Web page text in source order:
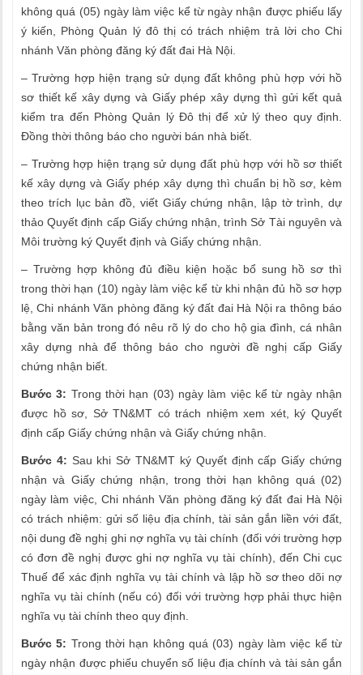
không quá (05) ngày làm việc kể từ ngày nhận được phiếu lấy
ý kiến, Phòng Quản lý đô thị có trách nhiệm trả lời cho Chi
nhánh Văn phòng đăng ký đất đai Hà Nội.
– Trường hợp hiện trạng sử dụng đất không phù hợp với hồ
sơ thiết kế xây dựng và Giấy phép xây dựng thì gửi kết quả
kiểm tra đến Phòng Quản lý Đô thị để xử lý theo quy định.
Đồng thời thông báo cho người bán nhà biết.
– Trường hợp hiện trạng sử dụng đất phù hợp với hồ sơ thiết
kế xây dựng và Giấy phép xây dựng thì chuẩn bị hồ sơ, kèm
theo trích lục bản đồ, viết Giấy chứng nhận, lập tờ trình, dự
thảo Quyết định cấp Giấy chứng nhận, trình Sở Tài nguyên và
Môi trường ký Quyết định và Giấy chứng nhận.
– Trường hợp không đủ điều kiện hoặc bổ sung hồ sơ thì
trong thời hạn (10) ngày làm việc kể từ khi nhận đủ hồ sơ hợp
lệ, Chi nhánh Văn phòng đăng ký đất đai Hà Nội ra thông báo
bằng văn bản trong đó nêu rõ lý do cho hộ gia đình, cá nhân
xây dựng nhà để thông báo cho người đề nghị cấp Giấy
chứng nhận biết.
Bước 3: Trong thời hạn (03) ngày làm việc kể từ ngày nhận
được hồ sơ, Sở TN&MT có trách nhiệm xem xét, ký Quyết
định cấp Giấy chứng nhận và Giấy chứng nhận.
Bước 4: Sau khi Sở TN&MT ký Quyết định cấp Giấy chứng
nhận và Giấy chứng nhận, trong thời hạn không quá (02)
ngày làm việc, Chi nhánh Văn phòng đăng ký đất đai Hà Nội
có trách nhiệm: gửi số liệu địa chính, tài sản gắn liền với đất,
nội dung đề nghị ghi nợ nghĩa vụ tài chính (đối với trường hợp
có đơn đề nghị được ghi nợ nghĩa vụ tài chính), đến Chi cục
Thuế để xác định nghĩa vụ tài chính và lập hồ sơ theo dõi nợ
nghĩa vụ tài chính (nếu có) đối với trường hợp phải thực hiện
nghĩa vụ tài chính theo quy định.
Bước 5: Trong thời hạn không quá (03) ngày làm việc kể từ
ngày nhận được phiếu chuyển số liệu địa chính và tài sản gắn